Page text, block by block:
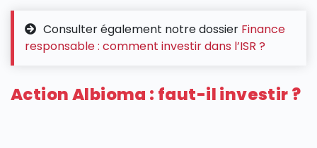
Consulter également notre dossier Finance
responsable : comment investir dans l’ISR ?
Action Albioma : faut-il investir ?